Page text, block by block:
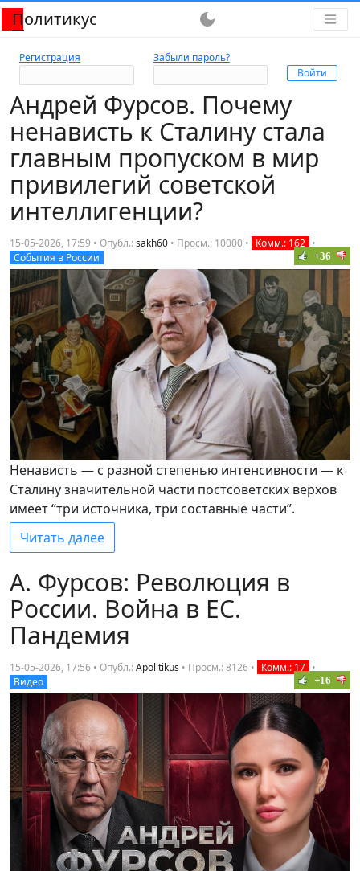
Политикус dark_mode
Регистрация Забыли пароль?
Андрей Фурсов. Почему
ненависть к Сталину стала
главным пропуском в мир
привилегий советской
интеллигенции?
15-05-2026, 17:59 • Опубл.:sakh60 • Просм.: 10000 • Комм.: 162 •
События в России
+36
Ненависть — с разной степенью интенсивности — к
Сталину значительной части постсоветских верхов
имеет “три источника, три составные части”.
Читать далее
А. Фурсов: Революция в
России. Война в ЕС.
Пандемия
15-05-2026, 17:56 • Опубл.:Apolitikus • Просм.: 8126 • Комм.: 17 •
Видео
+16